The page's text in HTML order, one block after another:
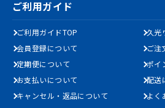
ご利用ガイド
ご利用ガイドTOP
久光
会員登録について
ご注
定期便について
ポイ
お支払いについて
配送
キャンセル・返品について
よく